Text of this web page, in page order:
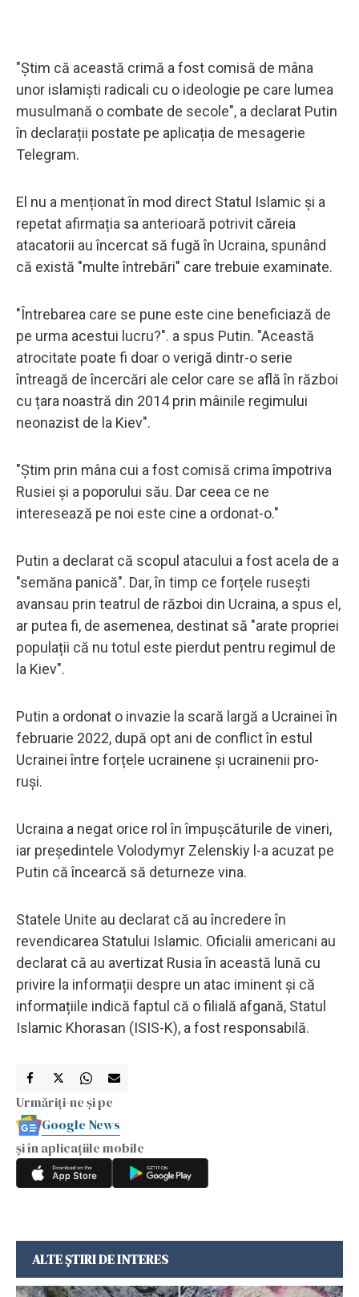
"Știm că această crimă a fost comisă de mâna
unor islamiști radicali cu o ideologie pe care lumea
musulmană o combate de secole", a declarat Putin
în declarații postate pe aplicația de mesagerie
Telegram.
El nu a menționat în mod direct Statul Islamic și a
repetat afirmația sa anterioară potrivit căreia
atacatorii au încercat să fugă în Ucraina, spunând
că există "multe întrebări" care trebuie examinate.
"Întrebarea care se pune este cine beneficiază de
pe urma acestui lucru?". a spus Putin. "Această
atrocitate poate fi doar o verigă dintr-o serie
întreagă de încercări ale celor care se află în război
cu țara noastră din 2014 prin mâinile regimului
neonazist de la Kiev".
"Știm prin mâna cui a fost comisă crima împotriva
Rusiei și a poporului său. Dar ceea ce ne
interesează pe noi este cine a ordonat-o."
Putin a declarat că scopul atacului a fost acela de a
"semăna panică". Dar, în timp ce forțele rusești
avansau prin teatrul de război din Ucraina, a spus el,
ar putea fi, de asemenea, destinat să "arate propriei
populații că nu totul este pierdut pentru regimul de
la Kiev".
Putin a ordonat o invazie la scară largă a Ucrainei în
februarie 2022, după opt ani de conflict în estul
Ucrainei între forțele ucrainene și ucrainenii pro-
ruși.
Ucraina a negat orice rol în împușcăturile de vineri,
iar președintele Volodymyr Zelenskiy l-a acuzat pe
Putin că încearcă să deturneze vina.
Statele Unite au declarat că au încredere în
revendicarea Statului Islamic. Oficialii americani au
declarat că au avertizat Rusia în această lună cu
privire la informații despre un atac iminent și că
informațiile indică faptul că o filială afgană, Statul
Islamic Khorasan (ISIS-K), a fost responsabilă.
Urmăriți-ne și pe
Google News
și în aplicațiile mobile
ALTE ȘTIRI DE INTERES